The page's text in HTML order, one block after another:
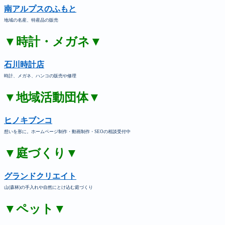
南アルプスのふもと
地域の名産、特産品の販売
▼時計・メガネ▼
石川時計店
時計、メガネ、ハンコの販売や修理
▼地域活動団体▼
ヒノキブンコ
想いを形に。ホームページ制作・動画制作・SEOの相談受付中
▼庭づくり▼
グランドクリエイト
山(森林)の手入れや自然にとけ込む庭づくり
▼ペット▼